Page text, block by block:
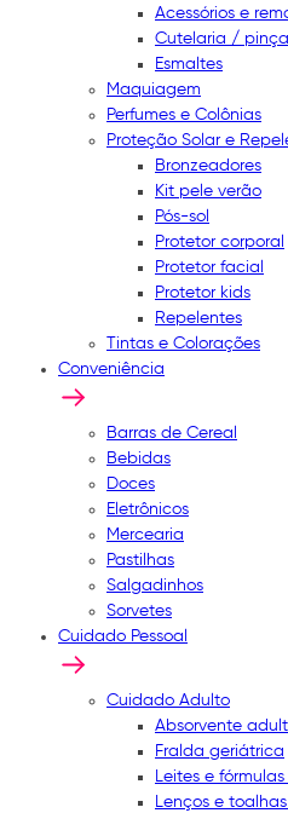
Acessórios e
Cutelaria /
Esmaltes
Maquiagem
Perfumes e Colônias
Proteção Solar e
Bronzeadores
Kit pele verão
Pós-sol
Protetor corporal
Protetor facial
Protetor kids
Repelentes
Tintas e Colorações
Conveniência
Barras de Cereal
Bebidas
Doces
Eletrônicos
Mercearia
Pastilhas
Salgadinhos
Sorvetes
Cuidado Pessoal
Cuidado Adulto
Absorvente
Fralda geriátrica
Leites e
Lenços e